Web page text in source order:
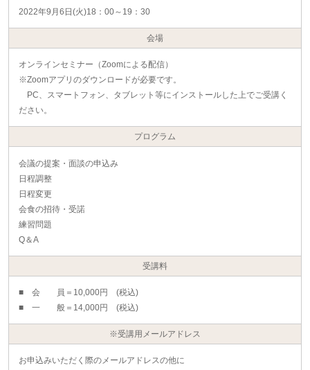
2022年9月6日(火)18：00～19：30
会場
オンラインセミナー（Zoomによる配信）
※Zoomアプリのダウンロードが必要です。
PC、スマートフォン、タブレット等にインストールした上でご受講く
ださい。
プログラム
会議の提案・面談の申込み
日程調整
日程変更
会食の招待・受諾
練習問題
Q＆A
受講料
■ 会 員＝10,000円 (税込)
■ 一 般＝14,000円 (税込)
※受講用メールアドレス
お申込みいただく際のメールアドレスの他に